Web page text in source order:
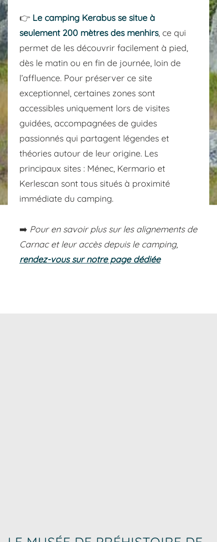
👉 Le camping Kerabus se situe à
seulement 200 mètres des menhirs, ce qui
permet de les découvrir facilement à pied,
dès le matin ou en fin de journée, loin de
l’affluence. Pour préserver ce site
exceptionnel, certaines zones sont
accessibles uniquement lors de visites
guidées, accompagnées de guides
passionnés qui partagent légendes et
théories autour de leur origine. Les
principaux sites : Ménec, Kermario et
Kerlescan sont tous situés à proximité
immédiate du camping.
➡️ Pour en savoir plus sur les alignements de
Carnac et leur accès depuis le camping,
rendez-vous sur notre page dédiée